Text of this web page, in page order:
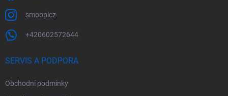
smoopicz
+420602572644
SERVIS A PODPORA
Obchodní podmínky